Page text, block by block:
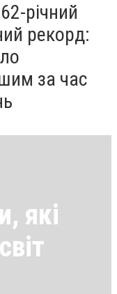
річний
рекорд:
за час
які